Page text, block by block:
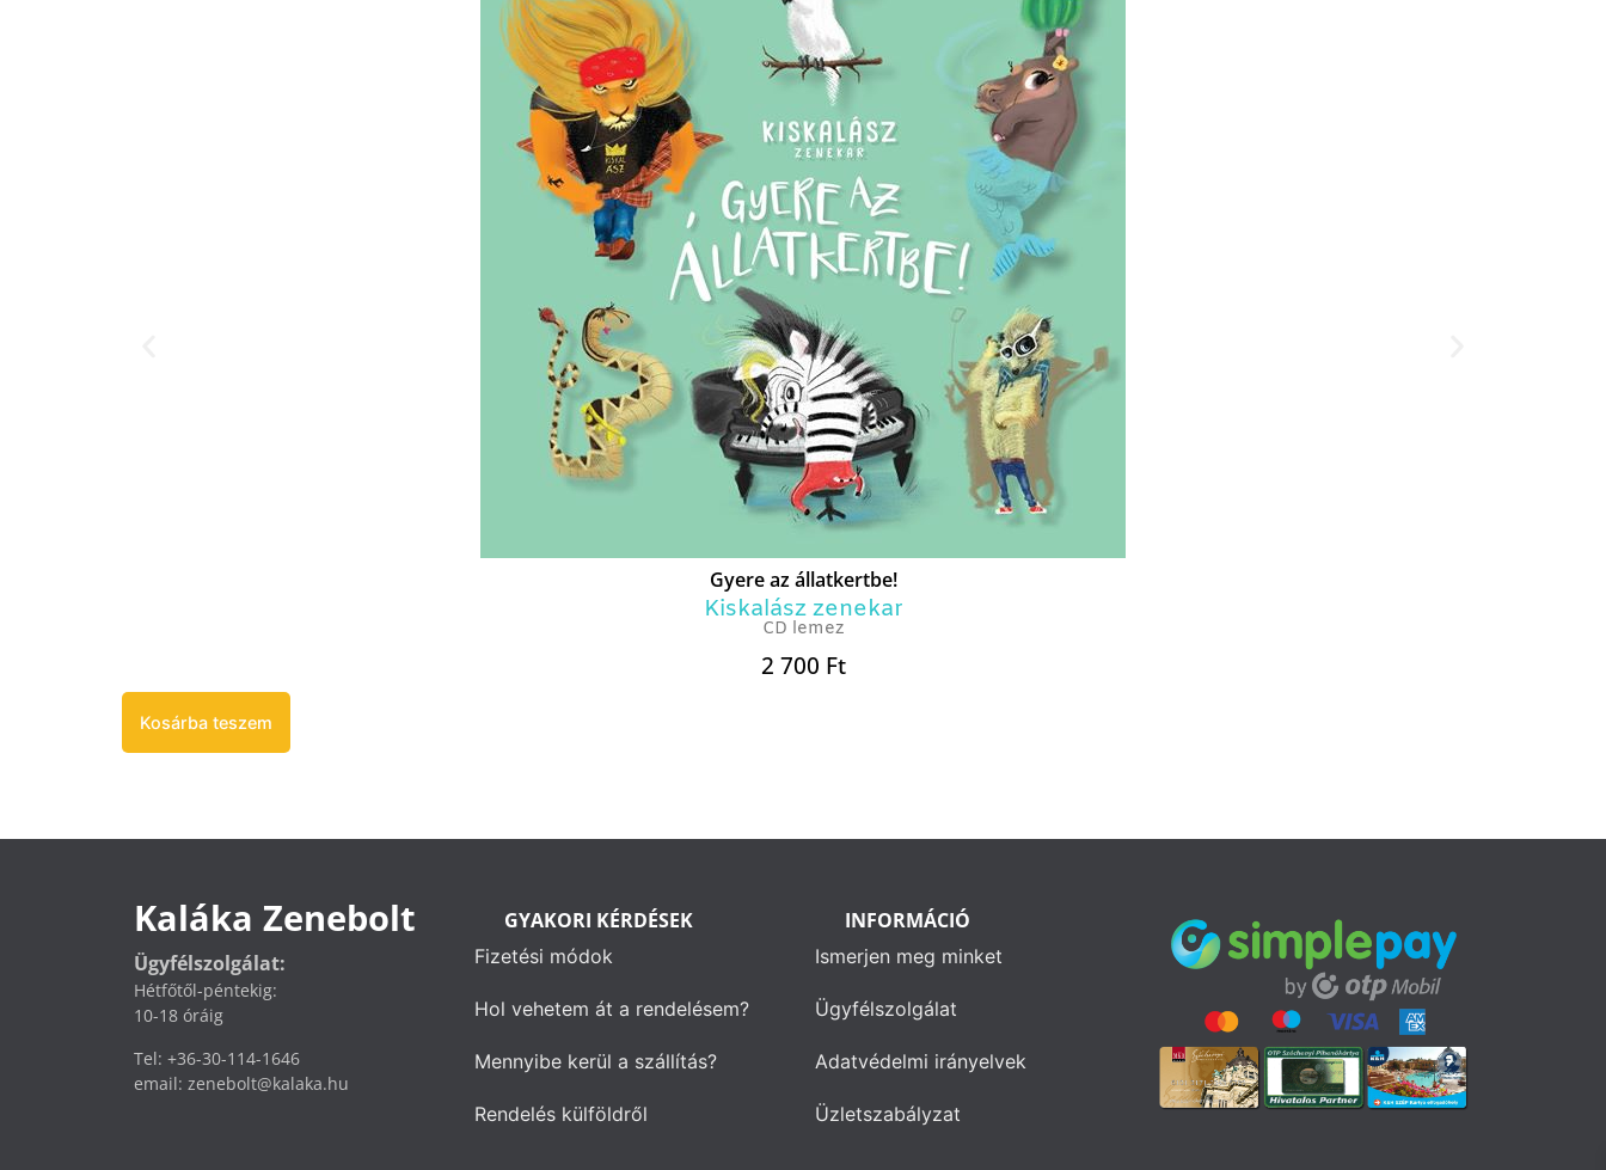
Gyere az állatkertbe!
Kiskalász zenekar
CD lemez
2 700 Ft
Kosárba teszem
Kaláka Zenebolt
Ügyfélszolgálat:
Hétfőtől-péntekig:
10-18 óráig
Tel: +36-30-114-1646
email: zenebolt@kalaka.hu
GYAKORI KÉRDÉSEK
Fizetési módok
Hol vehetem át a rendelésem?
Mennyibe kerül a szállítás?
Rendelés külföldről
INFORMÁCIÓ
Ismerjen meg minket
Ügyfélszolgálat
Adatvédelmi irányelvek
Üzletszabályzat